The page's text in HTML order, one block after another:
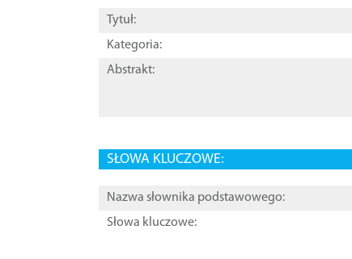
Tytuł:
Kategoria:
Abstrakt:
SŁOWA KLUCZOWE:
Nazwa słownika podstawowego:
Słowa kluczowe: